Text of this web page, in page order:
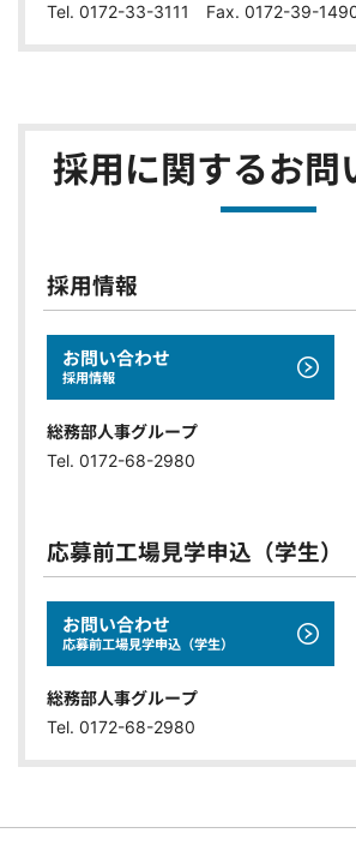
Tel. 0172-33-3111 Fax. 0172-39-
採用に関するお問
採用情報
お問い合わせ
採用情報
総務部人事グループ
Tel. 0172-68-2980
応募前工場見学申込（学生）
お問い合わせ
応募前工場見学申込（学生）
総務部人事グループ
Tel. 0172-68-2980